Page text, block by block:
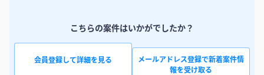
こちらの案件はいかがでしたか？
会員登録して詳細を見る
メールアドレス登録で新着案件情
報を受け取る